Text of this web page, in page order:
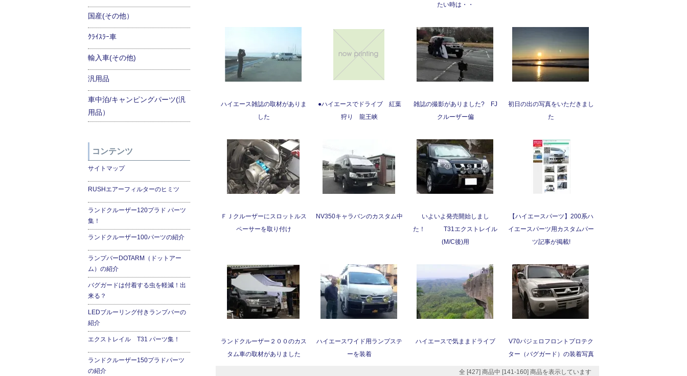
たい時は・・
ハイエース雑誌の取材がありま
した
●ハイエースでドライブ 紅葉
狩り 龍王峡
雑誌の撮影がありました? FJ
クルーザー偏
初日の出の写真をいただきまし
た
ＦＪクルーザーにスロットルス
ペーサーを取り付け
NV350キャラバンのカスタム中
いよいよ発売開始しまし
た！ T31エクストレイル
(M/C後)用
【ハイエースパーツ】200系ハ
イエースパーツ用カスタムパー
ツ記事が掲載!
ランドクルーザー２００のカス
タム車の取材がありました
ハイエースワイド用ランプステ
ーを装着
ハイエースで気ままドライブ
V70パジェロフロントプロテク
ター（バグガード）の装着写真
全 [427] 商品中 [141-160] 商品を表示しています
国産(その他）
ｸﾗｲｽﾗｰ車
輸入車(その他)
汎用品
車中泊/キャンピングパーツ(汎
用品）
コンテンツ
サイトマップ
RUSHエアーフィルターのヒミツ
ランドクルーザー120プラド パーツ
集！
ランドクルーザー100パーツの紹介
ランプバーDOTARM（ドットアー
ム）の紹介
バグガードは付着する虫を軽減！出
来る？
LEDブルーリング付きランプバーの
紹介
エクストレイル T31 パーツ集！
ランドクルーザー150プラドパーツ
の紹介